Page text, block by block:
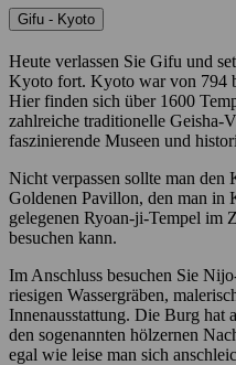
Gifu - Kyoto
Heute verlassen Sie Gifu und
Kyoto fort. Kyoto war von 794
Hier finden sich über 1600
zahlreiche traditionelle Geisha-
faszinierende Museen und
Nicht verpassen sollte man
Goldenen Pavillon, den man in
gelegenen Ryoan-ji-Tempel im
besuchen kann.
Im Anschluss besuchen Sie
riesigen Wassergräben,
Innenausstattung. Die Burg hat
den sogenannten hölzernen
egal wie leise man sich